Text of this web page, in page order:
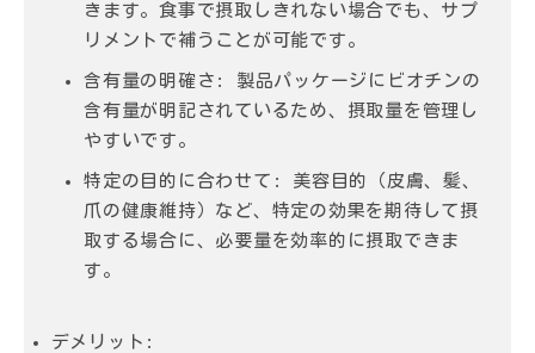
きます。食事で摂取しきれない場合でも、サプ
リメントで補うことが可能です。
含有量の明確さ:
製品パッケージにビオチンの
含有量が明記されているため、摂取量を管理し
やすいです。
特定の目的に合わせて:
美容目的（皮膚、髪、
爪の健康維持）など、特定の効果を期待して摂
取する場合に、必要量を効率的に摂取できま
す。
デメリット: